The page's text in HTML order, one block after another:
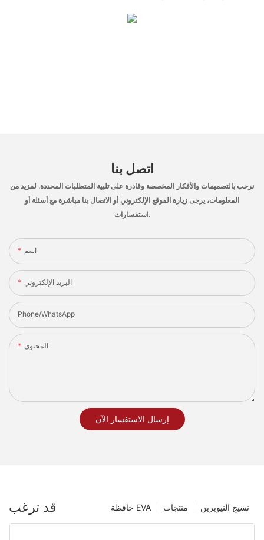
اتصل بنا
نرحب بالتصميمات والأفكار المخصصة وقادرة على تلبية المتطلبات المحددة. لمزيد من
المعلومات، يرجى زيارة الموقع الإلكتروني أو الاتصال بنا مباشرة مع أسئلة أو
استفسارات.
اسم
البريد الإلكتروني
Phone/whatsApp
المحتوى
إرسال الاستفسار الآن
قد ترغب نسيج النيوبرين منتجات حافظة EVA